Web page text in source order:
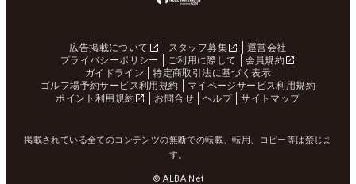
広告掲載について スタッフ募集
運営会社
プライバシーポリシー
ご利用に際して
会員規約
ガイドライン
特定商取引法に基づく表示
ゴルフ場予約サービス利用規約
マイページサービス利用規約
ポイント利用規約
お問合せ ヘルプ サイトマップ
掲載されている全てのコンテンツの無断での転載、転用、コピー等は禁じま
す。
© ALBA Net